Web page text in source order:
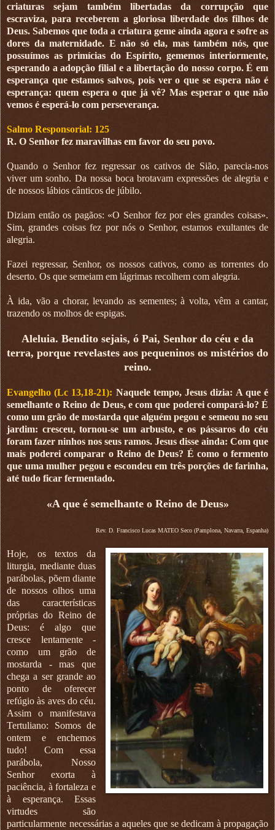
criaturas sejam também libertadas da corrupção que
escraviza, para receberem a gloriosa liberdade dos filhos de
Deus. Sabemos que toda a criatura geme ainda agora e sofre as
dores da maternidade. E não só ela, mas também nós, que
possuímos as primícias do Espírito, gememos interiormente,
esperando a adopção filial e a libertação do nosso corpo. É em
esperança que estamos salvos, pois ver o que se espera não é
esperança: quem espera o que já vê? Mas esperar o que não
vemos é esperá-lo com perseverança.
Salmo Responsorial: 125
R. O Senhor fez maravilhas em favor do seu povo.
Quando o Senhor fez regressar os cativos de Sião, parecia-nos
viver um sonho. Da nossa boca brotavam expressões de alegria e
de nossos lábios cânticos de júbilo.
Diziam então os pagãos: «O Senhor fez por eles grandes coisas».
Sim, grandes coisas fez por nós o Senhor, estamos exultantes de
alegria.
Fazei regressar, Senhor, os nossos cativos, como as torrentes do
deserto. Os que semeiam em lágrimas recolhem com alegria.
À ida, vão a chorar, levando as sementes; à volta, vêm a cantar,
trazendo os molhos de espigas.
Aleluia. Bendito sejais, ó Pai, Senhor do céu e da
terra, porque revelastes aos pequeninos os mistérios do
reino.
Evangelho (Lc 13,18-21): Naquele tempo, Jesus dizia: A que é
semelhante o Reino de Deus, e com que poderei compará-lo? É
como um grão de mostarda que alguém pegou e semeou no seu
jardim: cresceu, tornou-se um arbusto, e os pássaros do céu
foram fazer ninhos nos seus ramos. Jesus disse ainda: Com que
mais poderei comparar o Reino de Deus? É como o fermento
que uma mulher pegou e escondeu em três porções de farinha,
até tudo ficar fermentado.
«A que é semelhante o Reino de Deus»
Rev. D. Francisco Lucas MATEO Seco (Pamplona, Navarra, Espanha)
Hoje, os textos da
liturgia, mediante duas
parábolas, põem diante
de nossos olhos uma
das características
próprias do Reino de
Deus: é algo que
cresce lentamente -
como um grão de
mostarda - mas que
chega a ser grande ao
ponto de oferecer
refúgio às aves do céu.
Assim o manifestava
Tertuliano: Somos de
ontem e enchemos
tudo! Com essa
parábola, Nosso
Senhor exorta à
paciência, à fortaleza e
à esperança. Essas
virtudes são
particularmente necessárias a aqueles que se dedicam à propagação